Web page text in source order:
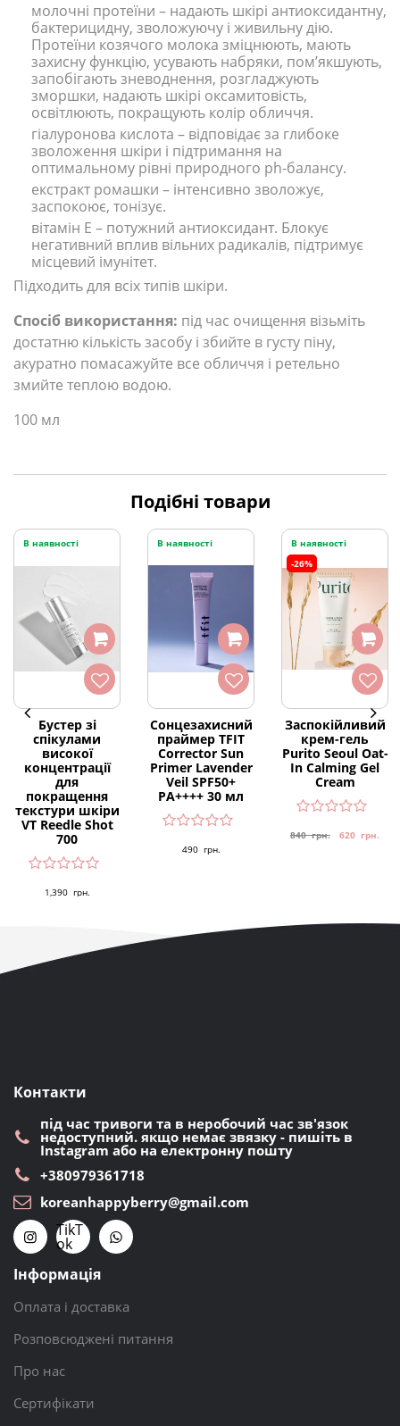
молочні протеїни – надають шкірі антиоксидантну,
бактерицидну, зволожуючу і живильну дію.
Протеїни козячого молока зміцнюють, мають
захисну функцію, усувають набряки, пом’якшують,
запобігають зневоднення, розгладжують
зморшки, надають шкірі оксамитовість,
освітлюють, покращують колір обличчя.
гіалуронова кислота – відповідає за глибоке
зволоження шкіри і підтримання на
оптимальному рівні природного ph-балансу.
екстракт ромашки – інтенсивно зволожує,
заспокоює, тонізує.
вітамін Е – потужний антиоксидант. Блокує
негативний вплив вільних радикалів, підтримує
місцевий імунітет.
Підходить для всіх типів шкіри.
Спосіб використання: під час очищення візьміть
достатню кількість засобу і збийте в густу піну,
акуратно помасажуйте все обличчя і ретельно
змийте теплою водою.
100 мл
Подібні товари
В наявності
Бустер зі
спікулами
високої
концентрації
для
покращення
текстури шкіри
VT Reedle Shot
700
1,390 грн.
В наявності
Сонцезахисний
праймер TFIT
Corrector Sun
Primer Lavender
Veil SPF50+
PA++++ 30 мл
490 грн.
В наявності
-26%
Заспокійливий
крем-гель
Purito Seoul Oat-
In Calming Gel
Cream
840грн. 620 грн.
Контакти
під час тривоги та в неробочий час зв'язок
недоступний. якщо немає звязку - пишіть в
Instagram або на електронну пошту
+380979361718
koreanhappyberry@gmail.com
TikT
ok
Інформація
Оплата і доставка
Розповсюджені питання
Про нас
Сертифікати